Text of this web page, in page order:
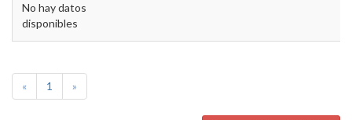
No hay datos
disponibles
« 1 »